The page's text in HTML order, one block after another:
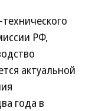
РФ,
актуальной
года в